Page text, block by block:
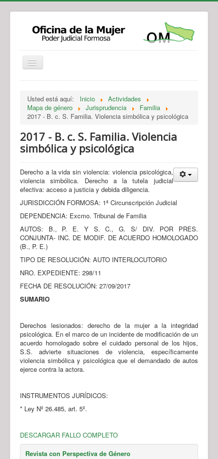
Legislación
Novedades
Recursos y Servicios de Atención
Contacto
Usted está aquí: Inicio
Actividades
Mapa de género
Jurisprudencia
Familia
2017 - B. c. S. Familia. Violencia simbólica y psicológica
2017 - B. c. S. Familia. Violencia
simbólica y psicológica
Derecho a la vida sin violencia: violencia psicológica,
violencia simbólica. Derecho a la tutela judicial
efectiva: acceso a justicia y debida diligencia.
JURISDICCIÓN FORMOSA: 1ª Circunscripción Judicial
DEPENDENCIA: Excmo. Tribunal de Familia
AUTOS: B., P. E. Y S. C., G. S/ DIV. POR PRES.
CONJUNTA- INC. DE MODIF. DE ACUERDO HOMOLOGADO
(B., P. E.)
TIPO DE RESOLUCIÓN: AUTO INTERLOCUTORIO
NRO. EXPEDIENTE: 298/11
FECHA DE RESOLUCIÓN: 27/09/2017
SUMARIO
Derechos lesionados: derecho de la mujer a la integridad
psicológica. En el marco de un incidente de modificación de un
acuerdo homologado sobre el cuidado personal de los hijos,
S.S. advierte situaciones de violencia, específicamente
violencia simbólica y psicológica que el demandado de autos
ejerce contra la actora.
INSTRUMENTOS JURÍDICOS:
* Ley Nº 26.485, art. 5º.
DESCARGAR FALLO COMPLETO
Revista con Perspectiva de Género